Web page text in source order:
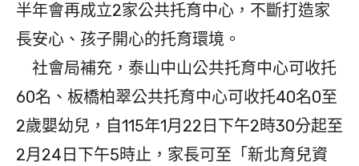
半年會再成立2家公共托育中心，不斷打造家
長安心、孩子開心的托育環境。
社會局補充，泰山中山公共托育中心可收托
60名、板橋柏翠公共托育中心可收托40名0至
2歲嬰幼兒，自115年1月22日下午2時30分起至
2月24日下午5時止，家長可至「新北育兒資